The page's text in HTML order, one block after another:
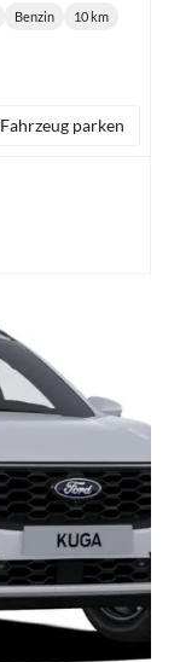
Kraftstoff:
Benzin 10 km
Fahrzeug parken